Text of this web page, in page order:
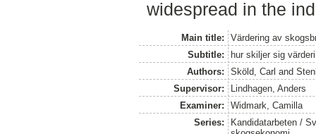
widespread in the
Main title:
Värdering av
Subtitle:
hur skiljer sig
Authors:
Sköld, Carl and
Supervisor:
Lindhagen, Anders
Examiner:
Widmark, Camilla
Series:
Kandidatarbeten /